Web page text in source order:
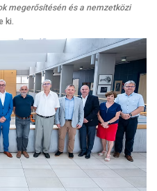
megerősítésén és a nemzetközi
ki.